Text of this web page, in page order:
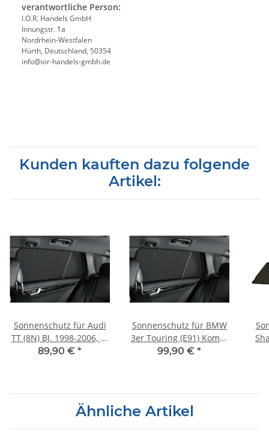
verantwortliche Person:
I.O.R. Handels GmbH
Innungstr. 1a
Nordrhein-Westfalen
Hürth, Deutschland, 50354
info@ior-handels-gmbh.de
Kunden kauften dazu folgende
Artikel:
Sonnenschutz für Audi
TT (8N) BJ. 1998-2006, 4-
teilig
89,90 € *
Sonnenschutz für BMW
3er Touring (E91) Kombi
BJ. 05-12, 6-teilig
99,90 € *
Ähnliche Artikel